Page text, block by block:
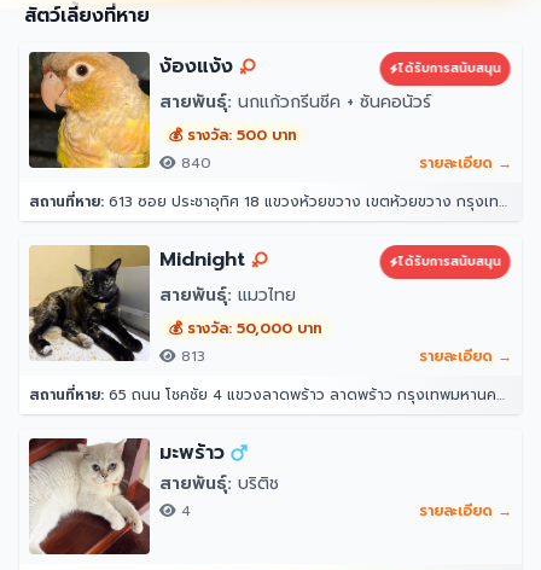
สัตว์เลี้ยงที่หาย
ง้องแง้ง
ได้รับการสนับสนุน
สายพันธุ์: นกแก้วกรีนชีค + ซันคอนัวร์
💰 รางวัล: 500 บาท
840
รายละเอียด →
สถานที่หาย: 613 ซอย ประชาอุทิศ 18 แขวงห้วยขวาง เขตห้วยขวาง กรุงเทพมหานคร 10310
Midnight ได้รับการสนับสนุน
สายพันธุ์: แมวไทย
💰 รางวัล: 50,000 บาท
813
รายละเอียด →
สถานที่หาย: 65 ถนน โชคชัย 4 แขวงลาดพร้าว ลาดพร้าว กรุงเทพมหานคร 10230
มะพร้าว
สายพันธุ์: บริติช
4 รายละเอียด →